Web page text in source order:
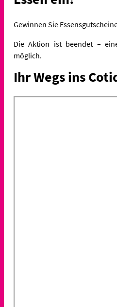
Gewinnen Sie
Die Aktion ist beendet –
möglich.
Ihr Wegs ins